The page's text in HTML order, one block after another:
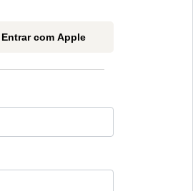
Entrar com Apple